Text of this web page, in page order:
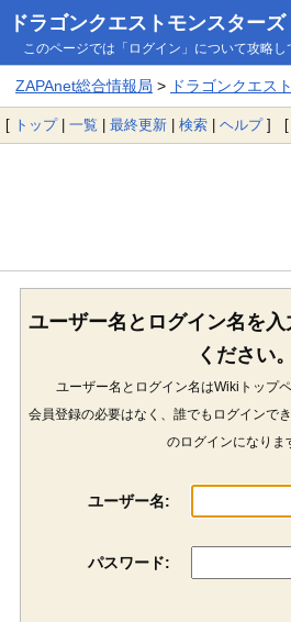
ドラゴンクエストモンスター
このページでは「ログイン」について攻略し
ZAPAnet総合情報局 > ドラゴンクエス
[ トップ| 一覧 | 最終更新 | 検索 | ヘルプ] [
ユーザー名とログイン名を
ください。
ユーザー名とログイン名はWikiトップ
会員登録の必要はなく、誰でもログインで
のログインになりま
ユーザー名:
パスワード: